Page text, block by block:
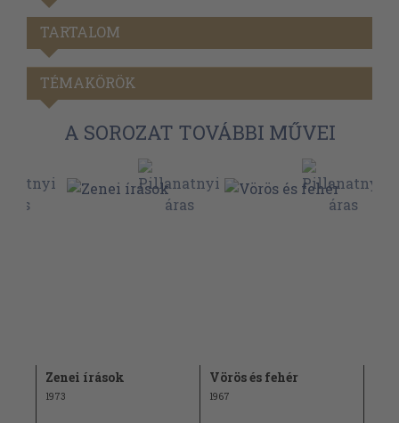
TARTALOM
TÉMAKÖRÖK
A SOROZAT TOVÁBBI MŰVEI
Zenei írások
1973
Vörös és fehér
1967